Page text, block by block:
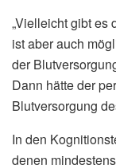
„Vielleicht gibt es
ist aber auch
der
Dann hätte der
Blutversorgung
In den
denen